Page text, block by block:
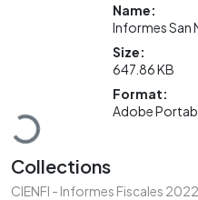
Loading...
Name:
Informes San
Size:
647.86 KB
Format:
Adobe
Collections
CIENFI - Informes Fiscales 2022